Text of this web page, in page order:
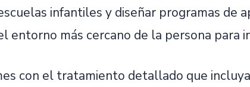
infantiles y diseñar programas de
entorno más cercano de la persona para
con el tratamiento detallado que